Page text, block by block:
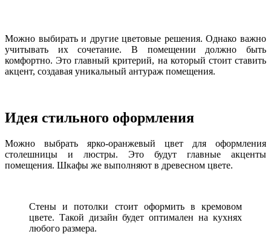
Можно выбирать и другие цветовые решения. Однако важно
учитывать их сочетание. В помещении должно быть
комфортно. Это главный критерий, на который стоит ставить
акцент, создавая уникальный антураж помещения.
Идея стильного оформления
Можно выбрать ярко-оранжевый цвет для оформления
столешницы и люстры. Это будут главные акценты
помещения. Шкафы же выполняют в древесном цвете.
Стены и потолки стоит оформить в кремовом
цвете. Такой дизайн будет оптимален на кухнях
любого размера.